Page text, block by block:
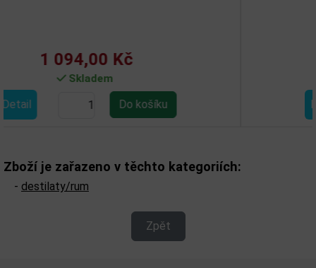
Detail
Zboží je zařazeno v těchto kategoriích:
- destilaty/rum
Zpět